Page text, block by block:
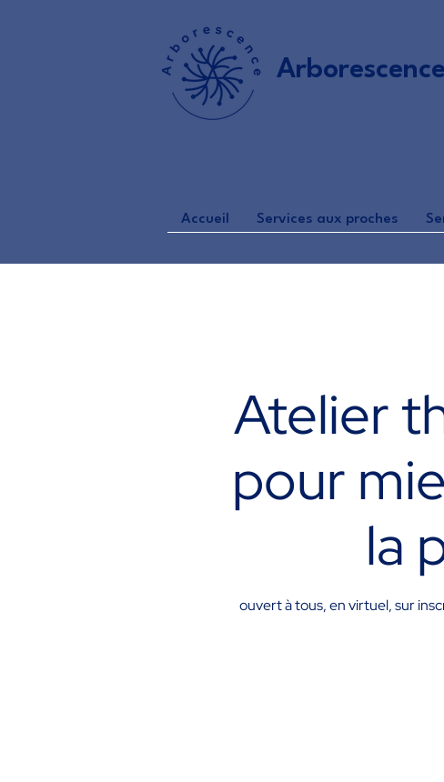
Accueil Services aux proches
Atelier
pour
la
ouvert à tous, en virtuel, sur